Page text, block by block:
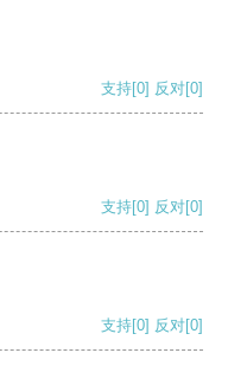
支持[0] 反对[0]
支持[0] 反对[0]
支持[0] 反对[0]